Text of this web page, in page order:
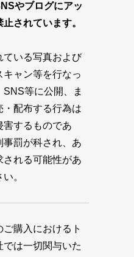
やブログにアッ
されています。
ている写真および
ャン等を行なっ
等に公開、ま
・配布する行為は
害するものであ
事罰が科され、あ
される可能性があ
。
購入におけるト
は一切関与いた